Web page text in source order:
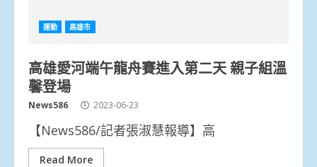
運動 高雄市
高雄愛河端午龍舟賽進入第二天 親子組溫
馨登場
News586 2023-06-23
【News586/記者張淑慧報導】高
Read More